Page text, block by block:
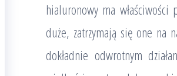
hialuronowy ma
duże, zatrzymają się one na
dokładnie odwrotnym